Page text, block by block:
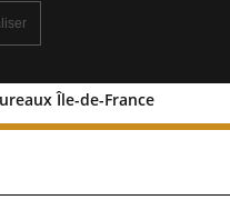
Île-de-France